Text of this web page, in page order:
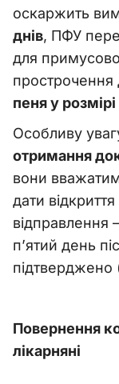
оскаржить
днів, ПФУ
для
прострочення
пеня у
Особливу
отримання
вони
дати
відправлення
п’ятий день
підтверджено
Повернення
лікарняні